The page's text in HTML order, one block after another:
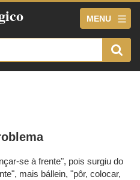
MENU
se à frente", pois surgiu do
mais bállein, "pôr, colocar,